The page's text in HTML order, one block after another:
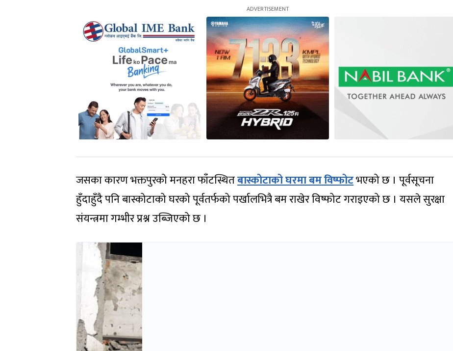
जसका कारण भक्तपुरको मनहरा फाँटस्थितबास्कोटाको घरमा बम विष्फोटभएको छ । पूर्वसूचना
हुँदाहुँदै पनि बास्कोटाको घरको पूर्वतर्फको पर्खालभित्रै बम राखेर विष्फोट गराइएको छ । यसले सुरक्षा
संयन्त्रमा गम्भीर प्रश्न उब्जिएको छ ।